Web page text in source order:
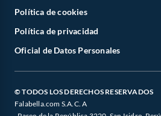
Política de cookies
Política de privacidad
Oficial de Datos Personales
© TODOS LOS DERECHOS RESERVADOS
Falabella.com S.A.C. A